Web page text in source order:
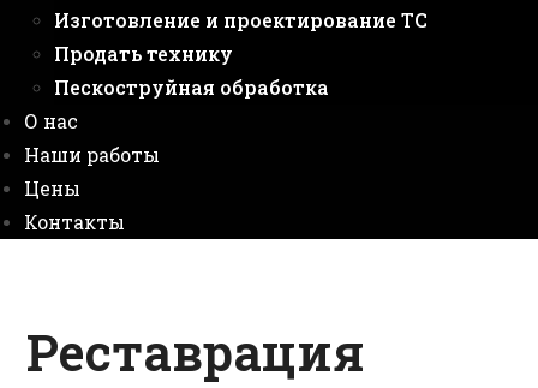
Изготовление и проектирование ТС
Продать технику
Пескоструйная обработка
О нас
Наши работы
Цены
Контакты
Реставрация